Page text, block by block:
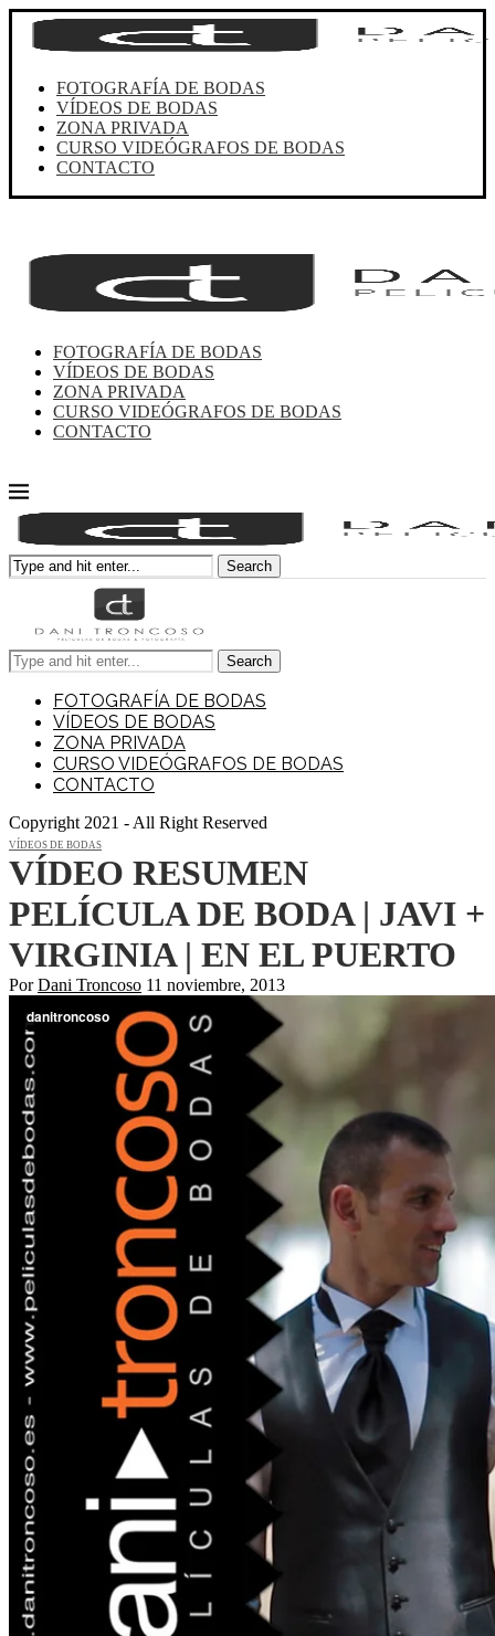
FOTOGRAFÍA DE BODAS
VÍDEOS DE BODAS
ZONA PRIVADA
CURSO VIDEÓGRAFOS DE BODAS
CONTACTO
FOTOGRAFÍA DE BODAS
VÍDEOS DE BODAS
ZONA PRIVADA
CURSO VIDEÓGRAFOS DE BODAS
CONTACTO
Search
Search
FOTOGRAFÍA DE BODAS
VÍDEOS DE BODAS
ZONA PRIVADA
CURSO VIDEÓGRAFOS DE BODAS
CONTACTO
Copyright 2021 - All Right Reserved
VÍDEOS DE BODAS
VÍDEO RESUMEN
PELÍCULA DE BODA | JAVI +
VIRGINIA | EN EL PUERTO
PorDani Troncoso 11 noviembre, 2013